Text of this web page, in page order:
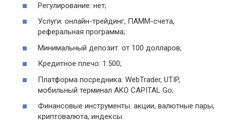
Регулирование: нет;
Услуги: онлайн-трейдинг, ПАММ-счета,
реферальная программа;
Минимальный депозит: от 100 долларов;
Кредитное плечо: 1:500;
Платформа посредника: WebTrader, UTIP,
мобильный терминал AKO CAPITAL Go;
Финансовые инструменты: акции, валютные пары,
криптовалюта, индексы.